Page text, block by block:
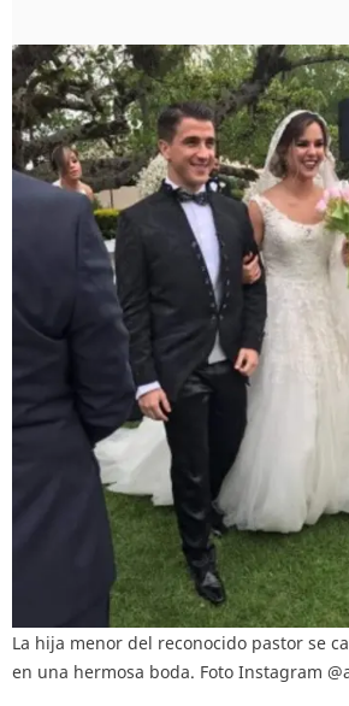
La hija menor del reconocido pastor se
en una hermosa boda. Foto Instagram